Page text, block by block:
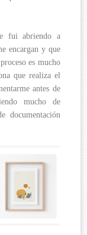
fui abriendo a
encargan y que
es mucho
que realiza el
antes de
mucho de
documentación